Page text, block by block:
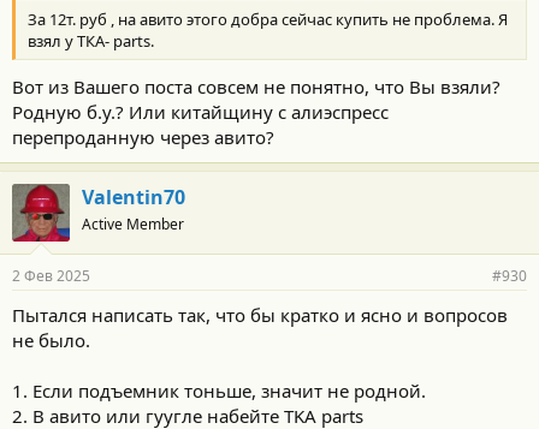
За 12т. руб , на авито этого добра сейчас купить не проблема. Я
взял у ТКА- parts.
Вот из Вашего поста совсем не понятно, что Вы взяли?
Родную б.у.? Или китайщину с алиэспресс
перепроданную через авито?
Valentin70
Active Member
2 Фев 2025 #930
Пытался написать так, что бы кратко и ясно и вопросов
не было.
1. Если подъемник тоньше, значит не родной.
2. В авито или гуугле набейте TKA parts